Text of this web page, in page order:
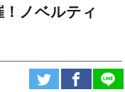
ノベルティ